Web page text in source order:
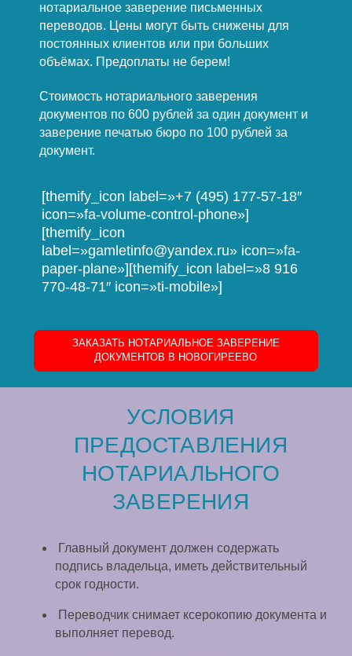
нотариальное заверение письменных
переводов. Цены могут быть снижены для
постоянных клиентов или при больших
объёмах. Предоплаты не берем!
Стоимость нотариального заверения
документов по 600 рублей за один документ и
заверение печатью бюро по 100 рублей за
документ.
[themify_icon label=»+7 (495) 177-57-18″
icon=»fa-volume-control-phone»]
[themify_icon
label=»gamletinfo@yandex.ru» icon=»fa-
paper-plane»][themify_icon label=»8 916
770-48-71″ icon=»ti-mobile»]
ЗАКАЗАТЬ НОТАРИАЛЬНОЕ ЗАВЕРЕНИЕ
ДОКУМЕНТОВ В НОВОГИРЕЕВО
УСЛОВИЯ
ПРЕДОСТАВЛЕНИЯ
НОТАРИАЛЬНОГО
ЗАВЕРЕНИЯ
Главный документ должен содержать
подпись владельца, иметь действительный
срок годности.
Переводчик снимает ксерокопию документа и
выполняет перевод.